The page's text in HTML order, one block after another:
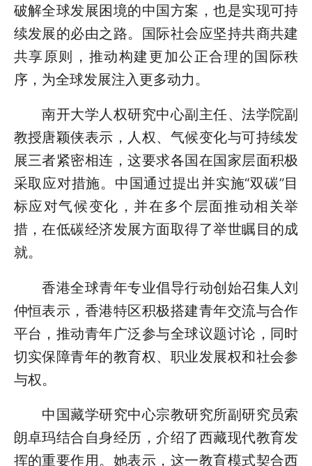
破解全球发展困境的中国方案，也是实现可持
续发展的必由之路。国际社会应坚持共商共建
共享原则，推动构建更加公正合理的国际秩
序，为全球发展注入更多动力。
南开大学人权研究中心副主任、法学院副
教授唐颖侠表示，人权、气候变化与可持续发
展三者紧密相连，这要求各国在国家层面积极
采取应对措施。中国通过提出并实施“双碳”目
标应对气候变化，并在多个层面推动相关举
措，在低碳经济发展方面取得了举世瞩目的成
就。
香港全球青年专业倡导行动创始召集人刘
仲恒表示，香港特区积极搭建青年交流与合作
平台，推动青年广泛参与全球议题讨论，同时
切实保障青年的教育权、职业发展权和社会参
与权。
中国藏学研究中心宗教研究所副研究员索
朗卓玛结合自身经历，介绍了西藏现代教育发
挥的重要作用。她表示，这一教育模式契合西